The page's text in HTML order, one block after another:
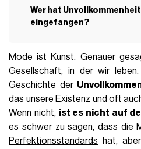
Wer hat
eingefangen?
Mode ist Kunst. Genauer
Gesellschaft, in der wir
Geschichte der
das unsere Existenz und oft
Wenn nicht, ist es nicht auf
es schwer zu sagen, dass die
Perfektionsstandards hat,